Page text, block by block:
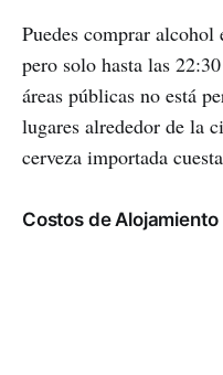
Puedes comprar alcohol
pero solo hasta las
áreas públicas no está
lugares alrededor de la
cerveza importada
Costos de Alojamiento